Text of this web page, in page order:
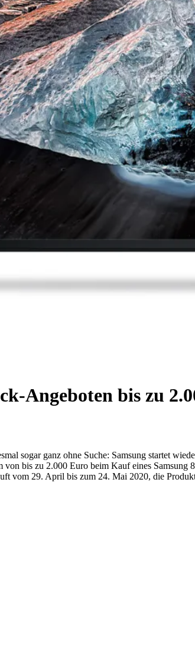
Angeboten bis zu
sogar ganz ohne Suche: Samsung startet
bis zu 2.000 Euro beim Kauf eines
vom 29. April bis zum 24. Mai 2020, die